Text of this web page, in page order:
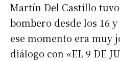
Martín Del Castillo
bombero desde los 16
ese momento era muy
diálogo con «EL 9 DE